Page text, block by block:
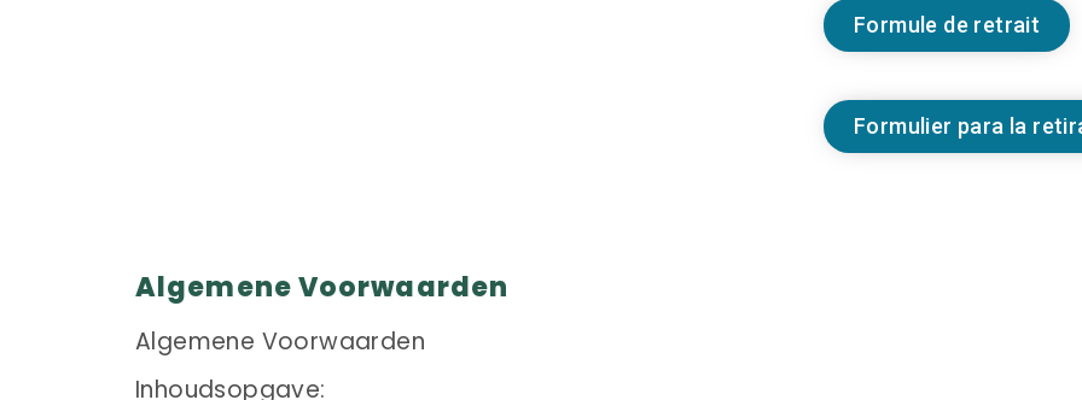
Formule de retrait
Formulier para la
Algemene Voorwaarden
Algemene Voorwaarden
Inhoudsopgave: